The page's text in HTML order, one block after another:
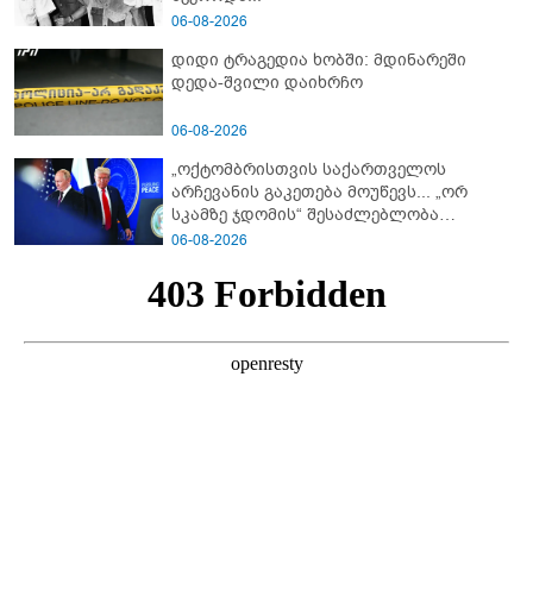
06-08-2026
დიდი ტრაგედია ხობში: მდინარეში
დედა-შვილი დაიხრჩო
06-08-2026
„ოქტომბრისთვის საქართველოს
არჩევანის გაკეთება მოუწევს... „ორ
სკამზე ჯდომის“ შესაძლებლობა
შეიძლება დასრულდეს“ - მირიან
06-08-2026